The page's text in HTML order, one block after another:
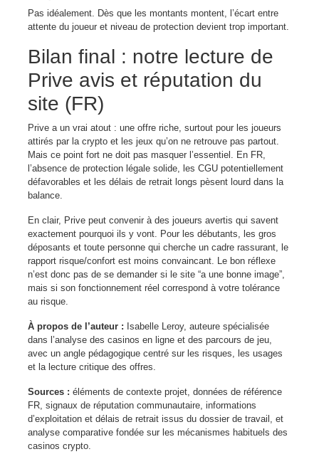
Pas idéalement. Dès que les montants montent, l’écart entre
attente du joueur et niveau de protection devient trop important.
Bilan final : notre lecture de
Prive avis et réputation du
site (FR)
Prive a un vrai atout : une offre riche, surtout pour les joueurs
attirés par la crypto et les jeux qu’on ne retrouve pas partout.
Mais ce point fort ne doit pas masquer l’essentiel. En FR,
l’absence de protection légale solide, les CGU potentiellement
défavorables et les délais de retrait longs pèsent lourd dans la
balance.
En clair, Prive peut convenir à des joueurs avertis qui savent
exactement pourquoi ils y vont. Pour les débutants, les gros
déposants et toute personne qui cherche un cadre rassurant, le
rapport risque/confort est moins convaincant. Le bon réflexe
n’est donc pas de se demander si le site “a une bonne image”,
mais si son fonctionnement réel correspond à votre tolérance
au risque.
À propos de l’auteur : Isabelle Leroy, auteure spécialisée
dans l’analyse des casinos en ligne et des parcours de jeu,
avec un angle pédagogique centré sur les risques, les usages
et la lecture critique des offres.
Sources : éléments de contexte projet, données de référence
FR, signaux de réputation communautaire, informations
d’exploitation et délais de retrait issus du dossier de travail, et
analyse comparative fondée sur les mécanismes habituels des
casinos crypto.